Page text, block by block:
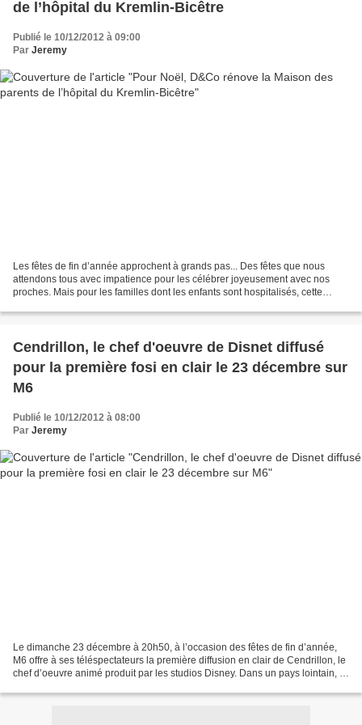
de l’hôpital du Kremlin-Bicêtre
Publié le 10/12/2012 à 09:00
Par Jeremy
Les fêtes de fin d’année approchent à grands pas... Des fêtes que nous
attendons tous avec impatience pour les célébrer joyeusement avec nos
proches. Mais pour les familles dont les enfants sont hospitalisés, cette
Cendrillon, le chef d'oeuvre de Disnet diffusé
pour la première fosi en clair le 23 décembre sur
M6
Publié le 10/12/2012 à 08:00
Par Jeremy
Le dimanche 23 décembre à 20h50, à l’occasion des fêtes de fin d’année,
M6 offre à ses téléspectateurs la première diffusion en clair de Cendrillon, le
chef d’oeuvre animé produit par les studios Disney. Dans un pays lointain, vit